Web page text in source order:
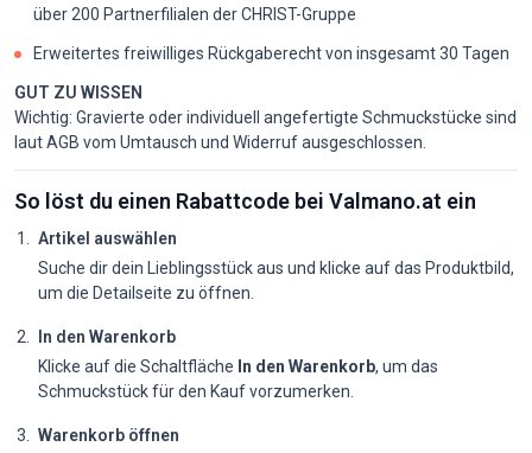
über 200 Partnerfilialen der CHRIST-Gruppe
Erweitertes freiwilliges Rückgaberecht von insgesamt 30 Tagen
GUT ZU WISSEN
Wichtig: Gravierte oder individuell angefertigte Schmuckstücke sind
laut AGB vom Umtausch und Widerruf ausgeschlossen.
So löst du einen Rabattcode bei Valmano.at ein
Artikel auswählen
Suche dir dein Lieblingsstück aus und klicke auf das Produktbild,
um die Detailseite zu öffnen.
In den Warenkorb
Klicke auf die Schaltfläche In den Warenkorb, um das
Schmuckstück für den Kauf vorzumerken.
Warenkorb öffnen